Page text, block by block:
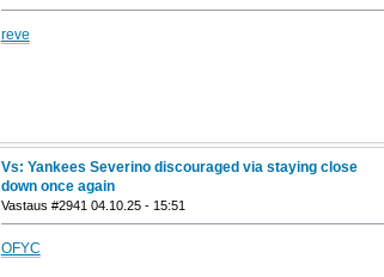
reve
Vs: Yankees Severino discouraged via staying close
down once again
Vastaus #2941 04.10.25 - 15:51
OFYC